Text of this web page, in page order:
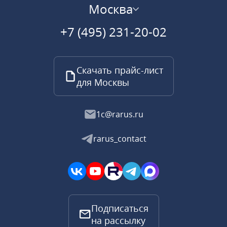
Москва
+7 (495) 231-20-02
Скачать прайс-лист
для Москвы
1c@rarus.ru
rarus_contact
Подписаться
на рассылку